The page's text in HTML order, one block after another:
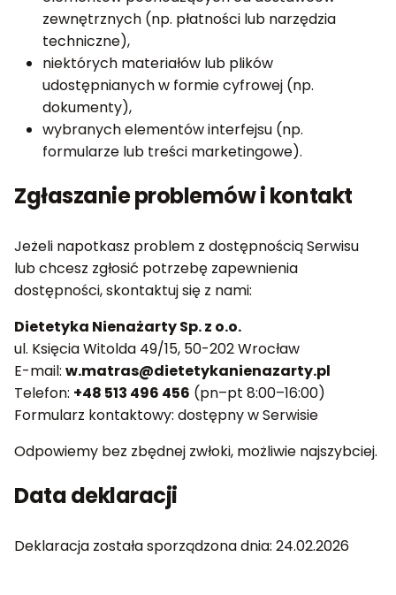
zewnętrznych (np. płatności lub narzędzia
techniczne),
niektórych materiałów lub plików
udostępnianych w formie cyfrowej (np.
dokumenty),
wybranych elementów interfejsu (np.
formularze lub treści marketingowe).
Zgłaszanie problemów i kontakt
Jeżeli napotkasz problem z dostępnością Serwisu
lub chcesz zgłosić potrzebę zapewnienia
dostępności, skontaktuj się z nami:
Dietetyka Nienażarty Sp. z o.o.
ul. Księcia Witolda 49/15, 50-202 Wrocław
E-mail: w.matras@dietetykanienazarty.pl
Telefon: +48 513 496 456 (pn–pt 8:00–16:00)
Formularz kontaktowy: dostępny w Serwisie
Odpowiemy bez zbędnej zwłoki, możliwie najszybciej.
Data deklaracji
Deklaracja została sporządzona dnia: 24.02.2026